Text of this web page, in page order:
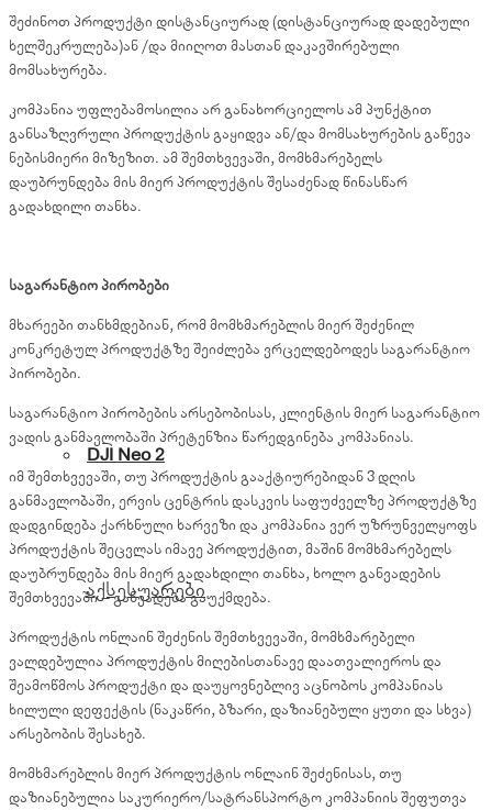
DJI Neo 2
აქსესუარები
შეძინოთ პროდუქტი დისტანციურად (დისტანციურად დადებული
ხელშეკრულება)ან /და მიიღოთ მასთან დაკავშირებული
მომსახურება.
კომპანია უფლებამოსილია არ განახორციელოს ამ პუნქტით
განსაზღვრული პროდუქტის გაყიდვა ან/და მომსახურების გაწევა
ნებისმიერი მიზეზით. ამ შემთხვევაში, მომხმარებელს
დაუბრუნდება მის მიერ პროდუქტის შესაძენად წინასწარ
გადახდილი თანხა.
საგარანტიო პირობები
მხარეები თანხმდებიან, რომ მომხმარებლის მიერ შეძენილ
კონკრეტულ პროდუქტზე შეიძლება ვრცელდებოდეს საგარანტიო
პირობები.
საგარანტიო პირობების არსებობისას, კლიენტის მიერ საგარანტიო
ვადის განმავლობაში პრეტენზია წარედგინება კომპანიას.
იმ შემთხვევაში, თუ პროდუქტის გააქტიურებიდან 3 დღის
განმავლობაში, ერვის ცენტრის დასკვის საფუძველზე პროდუქტზე
დადგინდება ქარხნული ხარვეზი და კომპანია ვერ უზრუნველყოფს
პროდუქტის შეცვლას იმავე პროდუქტით, მაშინ მომხმარებელს
დაუბრუნდება მის მიერ გადახდილი თანხა, ხოლო განვადების
შემთხვევაში – განვადება გაუქმდება.
პროდუქტის ონლაინ შეძენის შემთხვევაში, მომხმარებელი
ვალდებულია პროდუქტის მიღებისთანავე დაათვალიეროს და
შეამოწმოს პროდუქტი და დაუყოვნებლივ აცნობოს კომპანიას
ხილული დეფექტის (ნაკაწრი, ბზარი, დაზიანებული ყუთი და სხვა)
არსებობის შესახებ.
მომხმარებლის მიერ პროდუქტის ონლაინ შეძენისას, თუ
დაზიანებულია საკურიერო/სატრანსპორტო კომპანიის შეფუთვა